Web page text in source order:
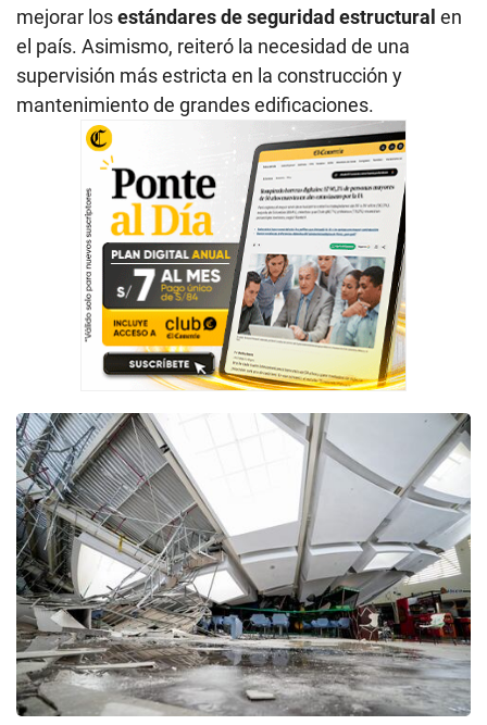
mejorar losestándares de seguridad estructural en
el país. Asimismo, reiteró la necesidad de una
supervisión más estricta en la construcción y
mantenimiento de grandes edificaciones.